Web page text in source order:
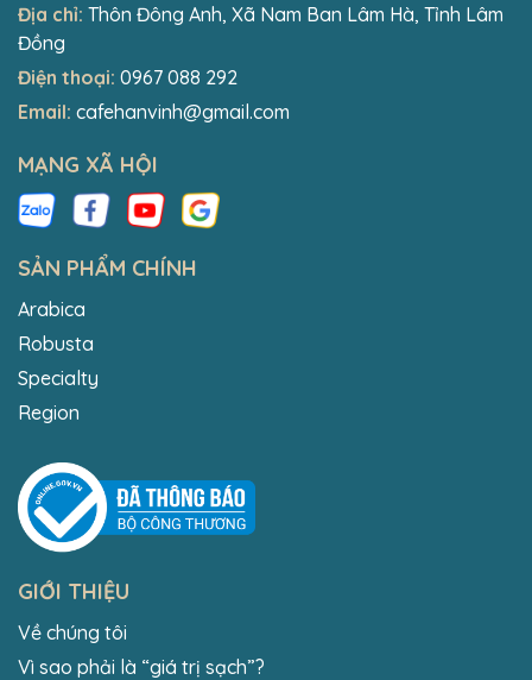
Địa chỉ: Thôn Đông Anh, Xã Nam Ban Lâm Hà, Tỉnh Lâm
Đồng
Điện thoại: 0967 088 292
Email: cafehanvinh@gmail.com
MẠNG XÃ HỘI
SẢN PHẨM CHÍNH
Arabica
Robusta
Specialty
Region
GIỚI THIỆU
Về chúng tôi
Vì sao phải là “giá trị sạch”?